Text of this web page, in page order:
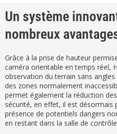
Un système
nombreux
Grâce à la prise de hauteur
caméra orientable en temps réel,
observation du terrain sans angles
des zones normalement
permet également la réduction
sécurité, en effet, il est désormais
présence de potentiels dangers
en restant dans la salle de